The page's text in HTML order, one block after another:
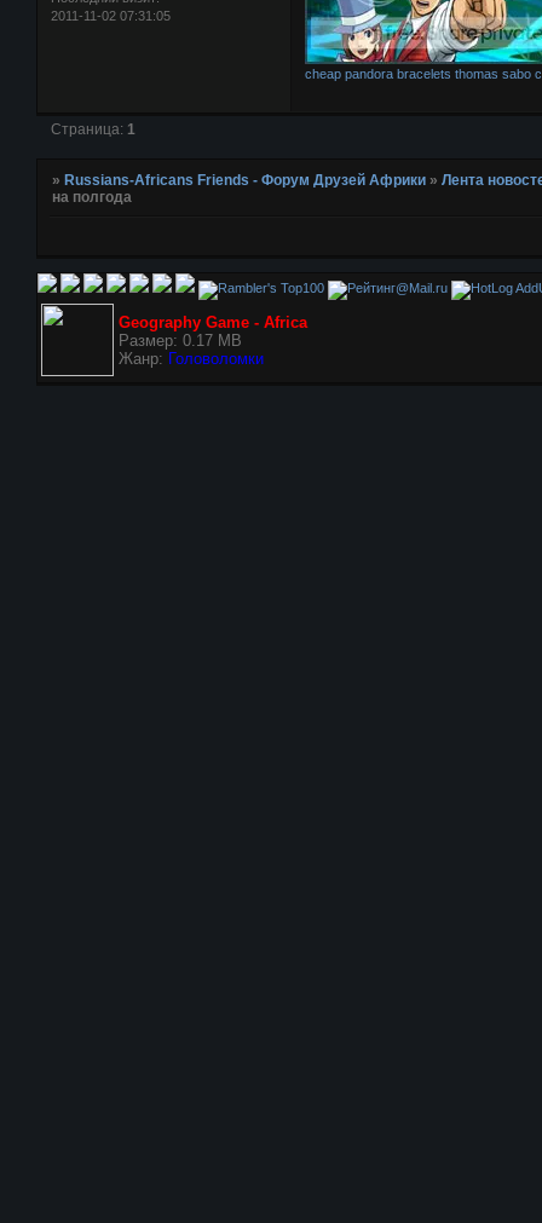
2011-11-02 07:31:05
cheap pandora bracelets thomas sabo
Страница: 1
» Russians-Africans Friends - Форум Друзей Африки »Лента
на полгода
Geography Game - Africa
Размер: 0.17 MB
Жанр: Головоломки